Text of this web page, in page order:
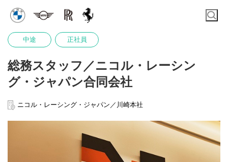
中途 正社員
総務スタッフ／ニコル・レーシン
グ・ジャパン合同会社
ニコル・レーシング・ジャパン／川崎本社